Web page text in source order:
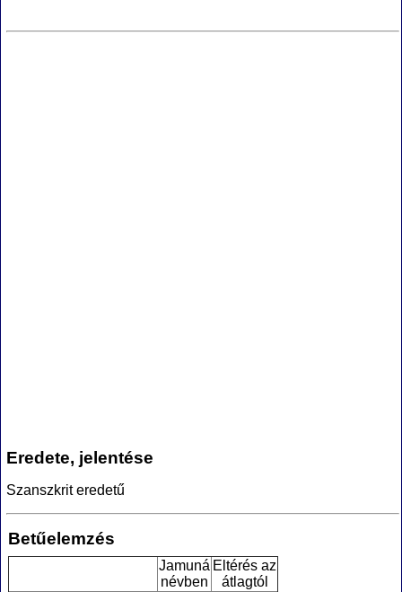
Eredete, jelentése
Szanszkrit eredetű
Betűelemzés
Jamuná
névben
Eltérés az
átlagtól